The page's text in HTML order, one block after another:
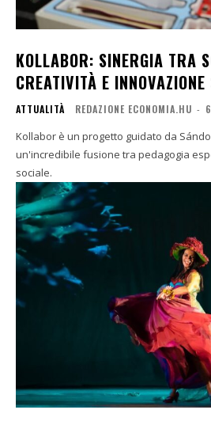
KOLLABOR: SINERGIA TRA
CREATIVITÀ E INNOVAZIONE
ATTUALITÀ REDAZIONE ECONOMIA.HU -
Kollabor è un progetto guidato da
un'incredibile fusione tra pedagogia
sociale.